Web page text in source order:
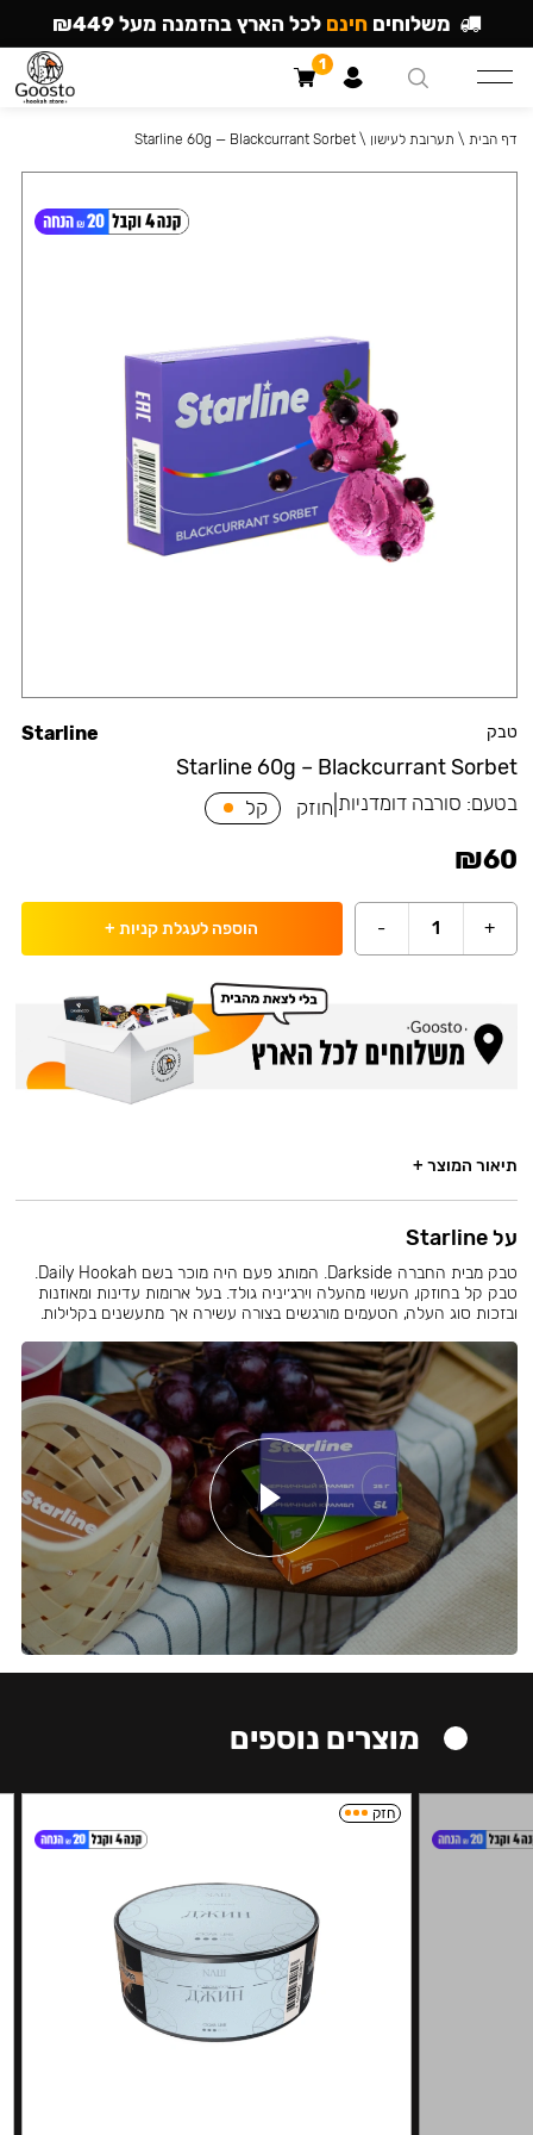
טבק
Starline 60g – Blackcurrant Sorbet
Starline
בטעם: סורבה דומדניות חוזק קל
₪60
+
1
- הוספה לעגלת קניות +
דף הבית \ תערובת לעישון \
Starline 60g — Blackcurrant Sorbet
תיאור המוצר +
על Starline
טבק מבית החברה Darkside. המותג פעם היה מוכר בשם Daily Hookah.
טבק קל בחוזקו, העשוי מהעלה וירג׳יניה גולד. בעל ארומות עדינות ומאוזנות
ובזכות סוג העלה, הטעמים מורגשים בצורה עשירה אך מתעשנים בקלילות.
מוצרים נוספים
חזק
משלוחים חינם לכל הארץ בהזמנה מעל ₪449
1